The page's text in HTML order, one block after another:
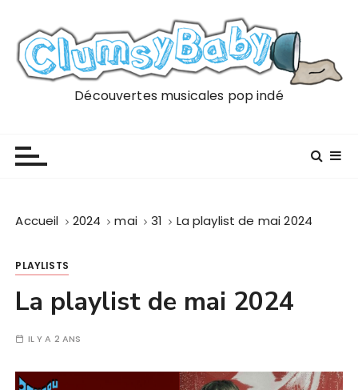
Découvertes musicales pop indé
Accueil 2024 mai 31 La playlist de mai 2024
PLAYLISTS
La playlist de mai 2024
IL Y A 2 ANS